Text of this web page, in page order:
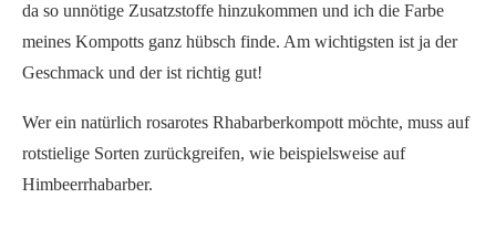
da so unnötige Zusatzstoffe hinzukommen und ich die Farbe
meines Kompotts ganz hübsch finde. Am wichtigsten ist ja der
Geschmack und der ist richtig gut!
Wer ein natürlich rosarotes Rhabarberkompott möchte, muss auf
rotstielige Sorten zurückgreifen, wie beispielsweise auf
Himbeerrhabarber.